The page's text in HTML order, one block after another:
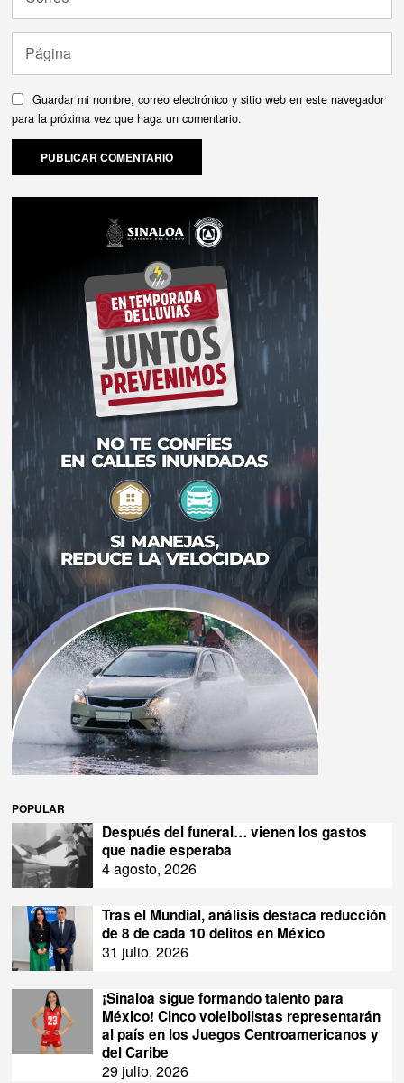
Guardar mi nombre, correo electrónico y sitio web en este navegador
para la próxima vez que haga un comentario.
POPULAR
Después del funeral… vienen los gastos
que nadie esperaba
4 agosto, 2026
Tras el Mundial, análisis destaca reducción
de 8 de cada 10 delitos en México
31 julio, 2026
¡Sinaloa sigue formando talento para
México! Cinco voleibolistas representarán
al país en los Juegos Centroamericanos y
del Caribe
29 julio, 2026